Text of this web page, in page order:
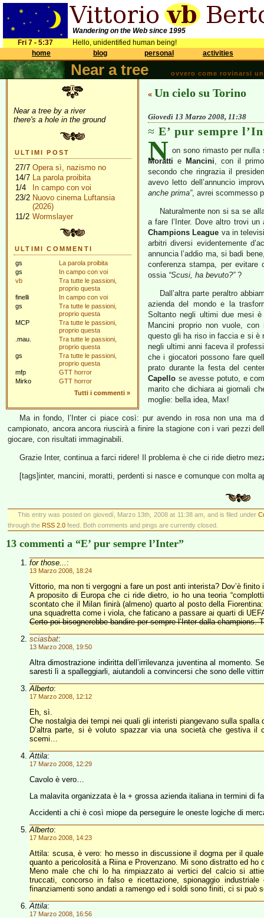
Wandering on the Web since 1995
Fri 7 - 5:37
Hello, unidentified human being!
home
blog personal activities
Near a tree ovvero come rovinarsi
Near a tree by a river
there's a hole in the ground
ULTIMI POST
27/7 Opera sì, nazismo no
14/7 La parola proibita
1/4
In campo con voi
23/2 Nuovo cinema Luftansia
(2026)
11/2 Wormslayer
ULTIMI COMMENTI
gs
La parola proibita
gs
In campo con voi
vb
Tra tutte le passioni,
proprio questa
finelli
In campo con voi
gs
Tra tutte le passioni,
proprio questa
MCP
Tra tutte le passioni,
proprio questa
.mau.
Tra tutte le passioni,
proprio questa
gs
Tra tutte le passioni,
proprio questa
mfp
GTT horror
Mirko
GTT horror
Tutti i commenti »
« Un cielo su Torino
Giovedì 13 Marzo 2008, 11:38
E’ pur sempre
N on sono rimasto per
Moratti e Mancini, con il
secondo che ringrazia il
avevo letto dell’annuncio
anche prima”, avrei scommesso
Naturalmente non si sa se
a fare l’Inter. Dove altro trovi
Champions League va in
arbitri diversi evidentemente
annuncia l’addio ma, si badi
conferenza stampa, per evitare
ossia “Scusi, ha bevuto?”?
Dall’altra parte peraltro
azienda del mondo e la
Soltanto negli ultimi due mesi
Mancini proprio non vuole,
questo gli ha riso in faccia e si
negli ultimi anni faceva il
che i giocatori possono fare
prato durante la festa del
Capello se avesse potuto, e
marito che dichiara ai giornali
moglie: bella idea, Max!
Ma in fondo, l’Inter ci piace così: pur avendo in rosa non una ma
campionato, ancora ancora riuscirà a finire la stagione con i vari pezzi
giocare, con risultati immaginabili.
Grazie Inter, continua a farci ridere! Il problema è che ci ride dietro
[tags]inter, mancini, moratti, perdenti si nasce e comunque con molta
This entry was posted on giovedì, Marzo 13th, 2008 at 11:38 am, and is filed under
through the RSS 2.0 feed. Both comments and pings are currently closed.
13 commenti a “E’ pur sempre l’Inter”
for those... :
13 Marzo 2008, 18:24
Vittorio, ma non ti vergogni a fare un post anti interista? Dov’è
A proposito di Europa che ci ride dietro, io ho una teoria
scontato che il Milan finirà (almeno) quarto al posto della
una squadretta come i viola, che faticano a passare ai quarti di
Certo poi bisognerebbe bandire per sempre l’Inter dalla
sciasbat:
13 Marzo 2008, 19:50
Altra dimostrazione indiritta dell’irrilevanza juventina al momento.
saresti lì a spalleggiarli, aiutandoli a convincersi che sono delle
Alberto:
17 Marzo 2008, 12:12
Eh, sì.
Che nostalgia dei tempi nei quali gli interisti piangevano sulla
D’altra parte, si è voluto spazzar via una società che gestiva il
scemi…
Attila:
17 Marzo 2008, 12:29
Cavolo è vero…
La malavita organizzata è la + grossa azienda italiana in termini di
Accidenti a chi è così miope da perseguire le oneste logiche di
Alberto:
17 Marzo 2008, 14:23
Attila: scusa, è vero: ho messo in discussione il dogma per il
quanto a pericolosità a Riina e Provenzano. Mi sono distratto ed
Meno male che chi lo ha rimpiazzato ai vertici del calcio si
truccati, concorso in falso e ricettazione, spionaggio
finanziamenti sono andati a ramengo ed i soldi sono finiti, ci si può
Attila:
17 Marzo 2008, 16:56